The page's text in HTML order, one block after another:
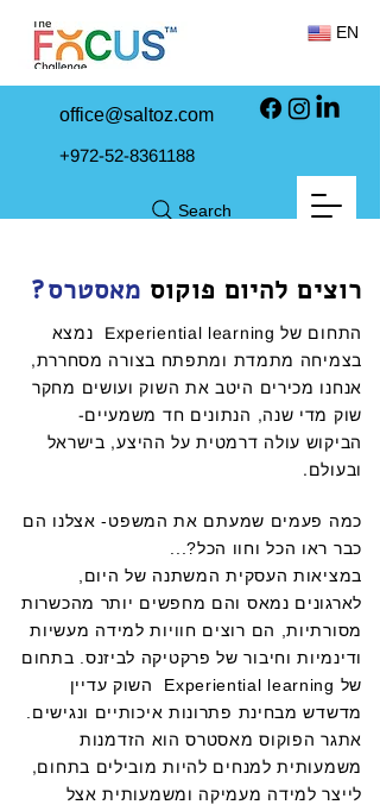
office@saltoz.com
+972-52-8361188
Search
EN
רוצים להיום פוקוס מאסטרס?
התחום של Experiential learning נמצא
בצמיחה מתמדת ומתפתח בצורה מסחררת,
אנחנו מכירים היטב את השוק ועושים מחקר
שוק מדי שנה, הנתונים חד משמעיים-
הביקוש עולה דרמטית על ההיצע, בישראל
ובעולם.
כמה פעמים שמעתם את המשפט- אצלנו הם
כבר ראו הכל וחוו הכל?...
במציאות העסקית המשתנה של היום,
לארגונים נמאס והם מחפשים יותר מהכשרות
מסורתיות, הם רוצים חוויות למידה מעשיות
ודינמיות וחיבור של פרקטיקה לביזנס. בתחום
של Experiential learning השוק עדיין
מדשדש מבחינת פתרונות איכותיים ונגישים.
אתגר הפוקוס מאסטרס הוא הזדמנות
משמעותית למנחים להיות מובילים בתחום,
לייצר למידה מעמיקה ומשמעותית אצל